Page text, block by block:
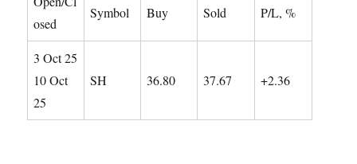
osed
Symbol Buy Sold P/L, %
3 Oct 25
10 Oct
25
SH 36.80 37.67 +2.36